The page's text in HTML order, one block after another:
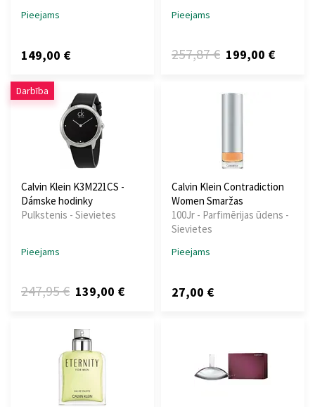
Pieejams
149,00 €
Pieejams
257,87 € 199,00 €
Darbība
Calvin Klein K3M221CS -
Dámske hodinky
Pulkstenis - Sievietes
Pieejams
247,95 € 139,00 €
Calvin Klein Contradiction
Women Smaržas
100Jr - Parfimērijas ūdens -
Sievietes
Pieejams
27,00 €